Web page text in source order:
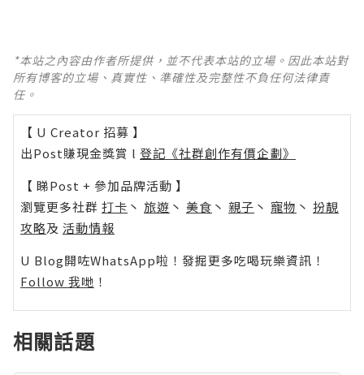
*本站之內容由作者所提供，並不代表本站的立場。因此本站對
所有博客的立場、真實性、準確性及完整性不負任何法律責
任。
【 U Creator 招募 】
出Post賺現金獎賞 l 登記《社群創作有價企劃》
【 睇Post + 參加品牌活動 】
瀏覽更多社群 打卡 丶 旅遊 丶 美食 丶 親子 丶 寵物 丶 扮靚
攻略及 活動情報
U Blog開咗WhatsApp啦！發掘更多吃喝玩樂資訊！
Follow 我哋 ！
相關話題